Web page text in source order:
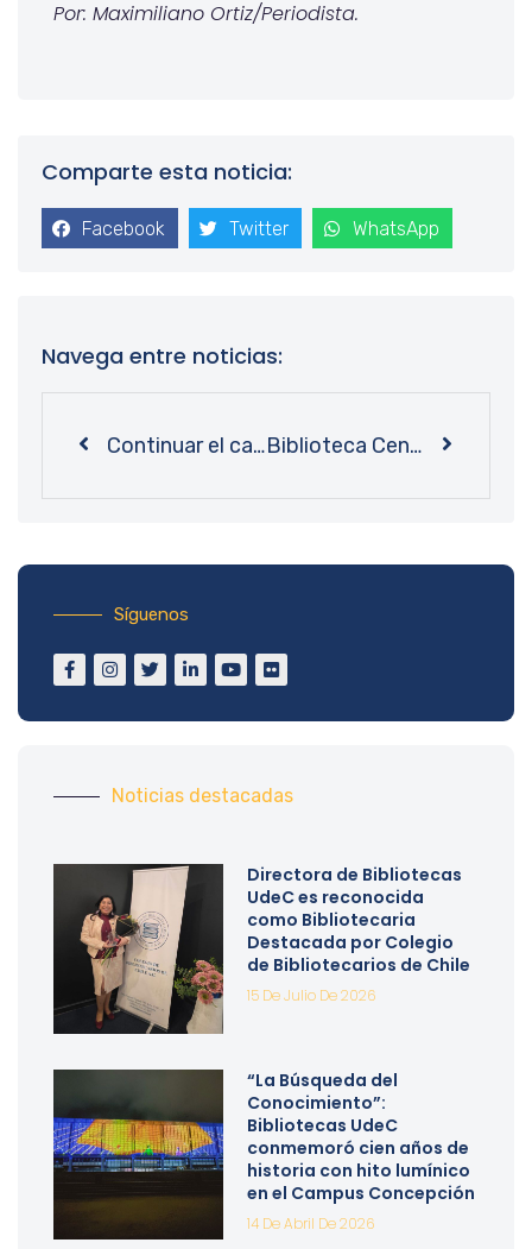
Por: Maximiliano Ortiz/Periodista.
Comparte esta noticia:
Facebook Twitter WhatsApp
Navega entre noticias:
Continuar el camino del conocimiento: Equipo de Bibliotecas UdeC presenta índice y digitalización de las primeras décadas de Revista Atenea Biblioteca Central UdeC avanza con su remodelación: nuevos espacios adaptados a las necesidades del estudiantado
Síguenos
Noticias destacadas
Directora de Bibliotecas
UdeC es reconocida
como Bibliotecaria
Destacada por Colegio
de Bibliotecarios de Chile
15 De Julio De 2026
“La Búsqueda del
Conocimiento”:
Bibliotecas UdeC
conmemoró cien años de
historia con hito lumínico
en el Campus Concepción
14 De Abril De 2026